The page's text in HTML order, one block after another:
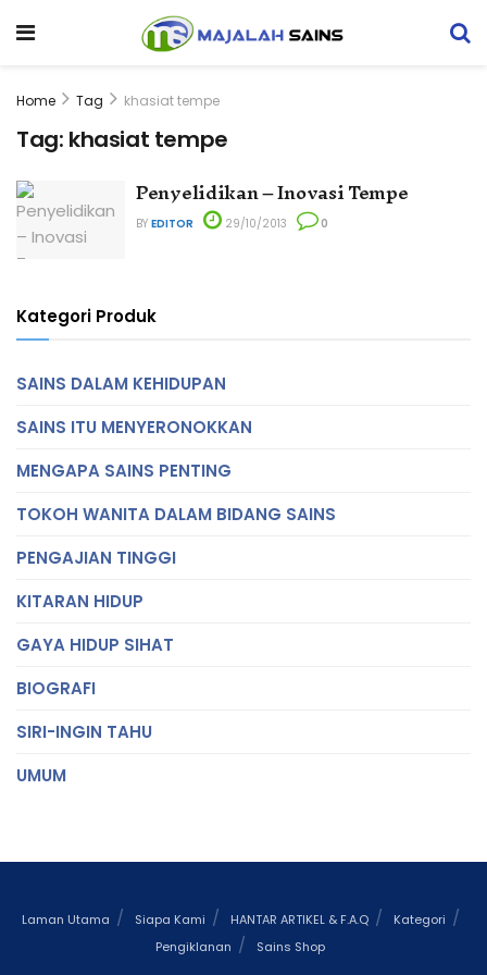
Home Tag khasiat tempe
Tag: khasiat tempe
Penyelidikan – Inovasi Tempe
BY EDITOR 29/10/2013 0
Kategori Produk
SAINS DALAM KEHIDUPAN
SAINS ITU MENYERONOKKAN
MENGAPA SAINS PENTING
TOKOH WANITA DALAM BIDANG SAINS
PENGAJIAN TINGGI
KITARAN HIDUP
GAYA HIDUP SIHAT
BIOGRAFI
SIRI-INGIN TAHU
UMUM
Laman Utama Siapa Kami HANTAR ARTIKEL & F.A.Q
Kategori
Pengiklanan
Sains Shop